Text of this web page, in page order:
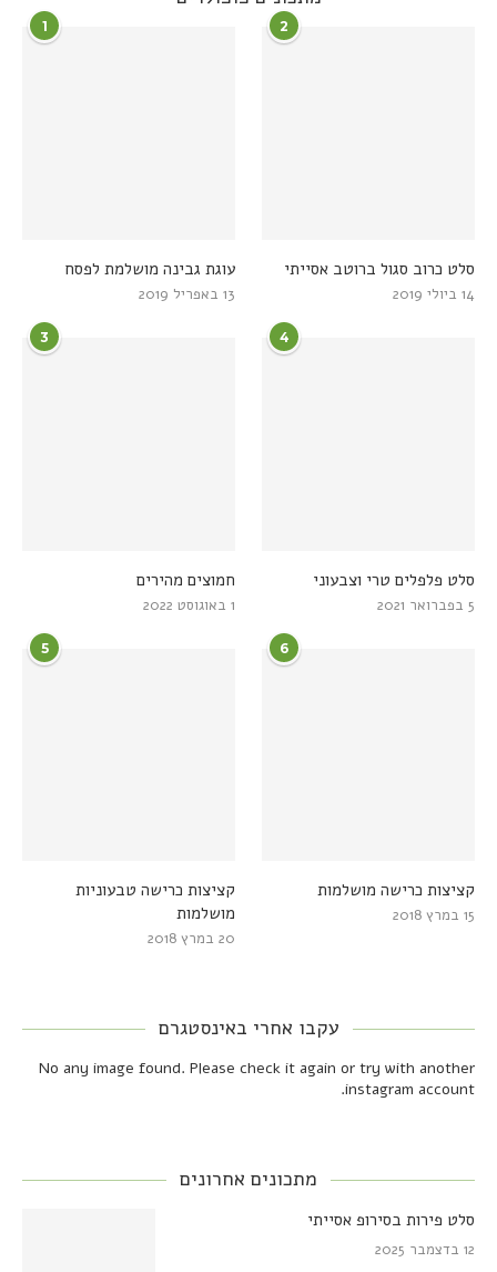
1
עוגת גבינה מושלמת לפסח
13 באפריל 2019
2
סלט כרוב סגול ברוטב אסייתי
14 ביולי 2019
3
חמוצים מהירים
1 באוגוסט 2022
4
סלט פלפלים טרי וצבעוני
5 בפברואר 2021
5
קציצות כרישה טבעוניות
מושלמות
20 במרץ 2018
6
קציצות כרישה מושלמות
15 במרץ 2018
עקבו אחרי באינסטגרם
No any image found. Please check it again or try with another
instagram account.
מתכונים אחרונים
סלט פירות בסירופ אסייתי
12 בדצמבר 2025